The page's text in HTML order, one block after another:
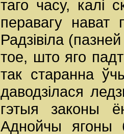
таго часу, калі
перавагу
Радзівіла
тое, што яго
так старанна
даводзілася
гэтыя законы
Аднойчы ягоны